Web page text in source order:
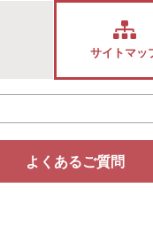
サイトマッ
よくあるご質問